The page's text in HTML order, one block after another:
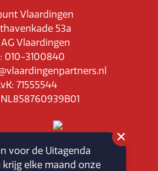
Vlaardingen
53a
AG Vlaardingen
010-3100840
71555544
voor de Uitagenda
krijg elke maand onze